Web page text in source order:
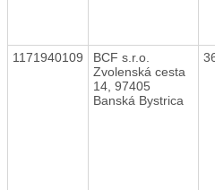
1171940109
BCF s.r.o.
Zvolenská cesta
14, 97405
Banská Bystrica